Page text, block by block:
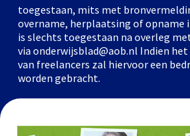
toegestaan, mits met
overname, herplaatsing of opname
is slechts toegestaan na overleg
via onderwijsblad@aob.nl Indien
van freelancers zal hiervoor een
worden gebracht.